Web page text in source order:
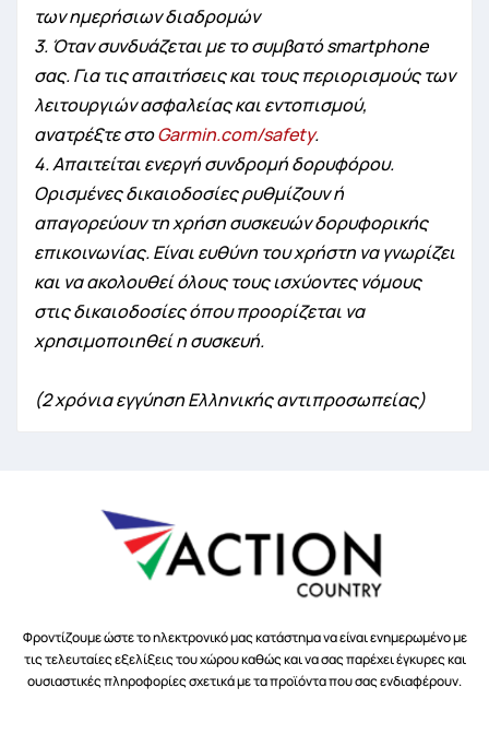
των ημερήσιων διαδρομών
3. Όταν συνδυάζεται με το συμβατό smartphone
σας. Για τις απαιτήσεις και τους περιορισμούς των
λειτουργιών ασφαλείας και εντοπισμού,
ανατρέξτε στοGarmin.com/safety.
4. Απαιτείται ενεργή συνδρομή δορυφόρου.
Ορισμένες δικαιοδοσίες ρυθμίζουν ή
απαγορεύουν τη χρήση συσκευών δορυφορικής
επικοινωνίας. Είναι ευθύνη του χρήστη να γνωρίζει
και να ακολουθεί όλους τους ισχύοντες νόμους
στις δικαιοδοσίες όπου προορίζεται να
χρησιμοποιηθεί η συσκευή.
(2 χρόνια εγγύηση Eλληνικής αντιπροσωπείας)
Φροντίζουμε ώστε το ηλεκτρονικό μας κατάστημα να είναι ενημερωμένο με
τις τελευταίες εξελίξεις του χώρου καθώς και να σας παρέχει έγκυρες και
ουσιαστικές πληροφορίες σχετικά με τα προϊόντα που σας ενδιαφέρουν.